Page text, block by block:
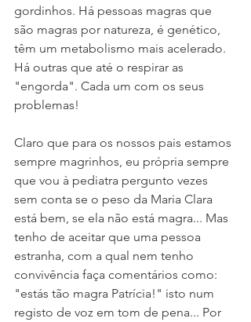
gordinhos. Há pessoas magras que
são magras por natureza, é genético,
têm um metabolismo mais acelerado.
Há outras que até o respirar as
"engorda". Cada um com os seus
problemas!
Claro que para os nossos pais estamos
sempre magrinhos, eu própria sempre
que vou à pediatra pergunto vezes
sem conta se o peso da Maria Clara
está bem, se ela não está magra... Mas
tenho de aceitar que uma pessoa
estranha, com a qual nem tenho
convivência faça comentários como:
"estás tão magra Patrícia!" isto num
registo de voz em tom de pena... Por